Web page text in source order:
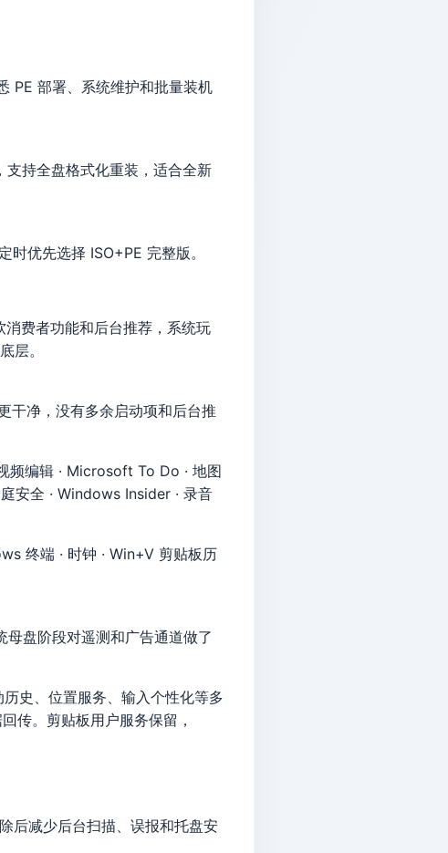
PE 部署、系统维护和批量装机
持全盘格式化重装，适合全新
优先选择 ISO+PE 完整版。
费者功能和后台推荐，系统玩
层。
干净，没有多余启动项和后台推
频编辑 · Microsoft To Do · 地图
安全 · Windows Insider · 录音
终端 · 时钟 · Win+V 剪贴板历
盘阶段对遥测和广告通道做了
史、位置服务、输入个性化等多
传。剪贴板用户服务保留，
后减少后台扫描、误报和托盘安